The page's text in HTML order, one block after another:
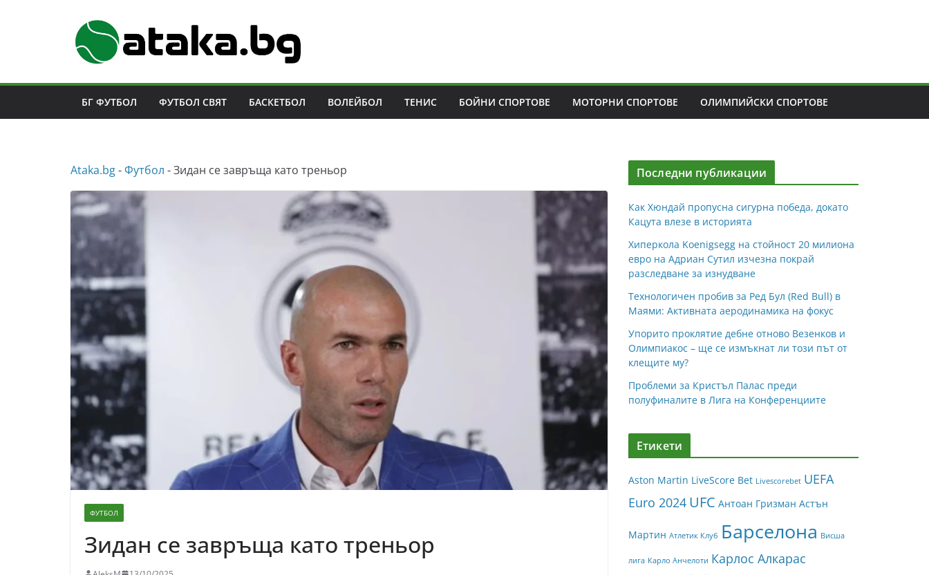
БГ ФУТБОЛ ФУТБОЛ СВЯТ БАСКЕТБОЛ ВОЛЕЙБОЛ ТЕНИС БОЙНИ СПОРТОВЕ МОТОРНИ СПОРТОВЕ ОЛИМПИЙСКИ СПОРТОВЕ
Аtaka.bg-Футбол -Зидан се завръща като треньор
ФУТБОЛ
Зидан се завръща като треньор
Последни публикации
Как Хюндай пропусна сигурна победа, докато
Кацута влезе в историята
Хиперкола Koenigsegg на стойност 20 милиона
евро на Адриан Сутил изчезна покрай
разследване за изнудване
Технологичен пробив за Ред Бул (Red Bull) в
Маями: Активната аеродинамика на фокус
Упорито проклятие дебне отново Везенков и
Олимпиакос – ще се измъкнат ли този път от
клещите му?
Проблеми за Кристъл Палас преди
полуфиналите в Лига на Конференциите
Етикети
Aston Martin LiveScore Bet Livescorebet UEFA
Euro 2024 UFC Антоан Гризман Астън
Мартин Атлетик Клуб Барселона Висша
лига Карло Анчелоти Карлос Алкарас